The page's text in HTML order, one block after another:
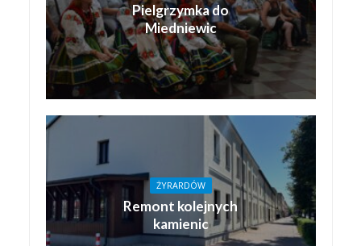
Pielgrzymka do
Miedniewic
ŻYRARDÓW
Remont kolejnych
kamienic